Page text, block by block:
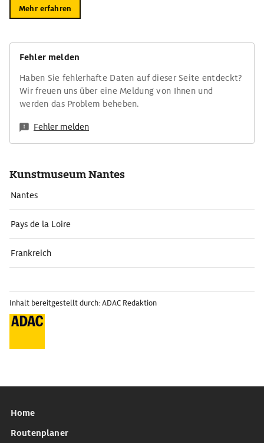
Mehr erfahren
Fehler melden
Haben Sie fehlerhafte Daten auf dieser Seite entdeckt?
Wir freuen uns über eine Meldung von Ihnen und
werden das Problem beheben.
Fehler melden
Kunstmuseum Nantes
Nantes
Pays de la Loire
Frankreich
Inhalt bereitgestellt durch: ADAC Redaktion
Home
Routenplaner